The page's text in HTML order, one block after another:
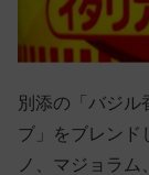
別添の「バジル
ブ」をブレンド
ノ、マジョラ